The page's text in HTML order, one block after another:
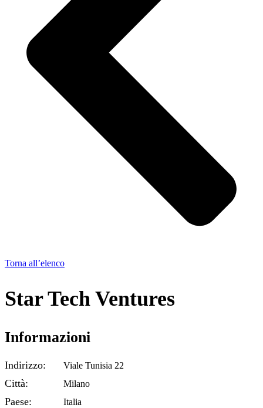
Torna all’elenco
Star Tech Ventures
Informazioni
Indirizzo: Viale Tunisia 22
Città: Milano
Paese: Italia